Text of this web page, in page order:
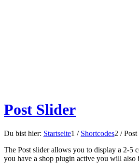
Post Slider
Du bist hier: Startseite1 / Shortcodes2 /
The Post slider allows you to display a 2-5
you have a shop plugin active you will also